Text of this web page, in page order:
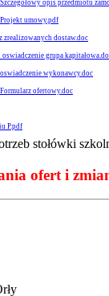
opis przedmiotu
umowy.pdf
zrealizowanych dostaw.doc
grupa
wykonawcy.doc
ofertowy.doc
P.pdf
stołówki
ofert i